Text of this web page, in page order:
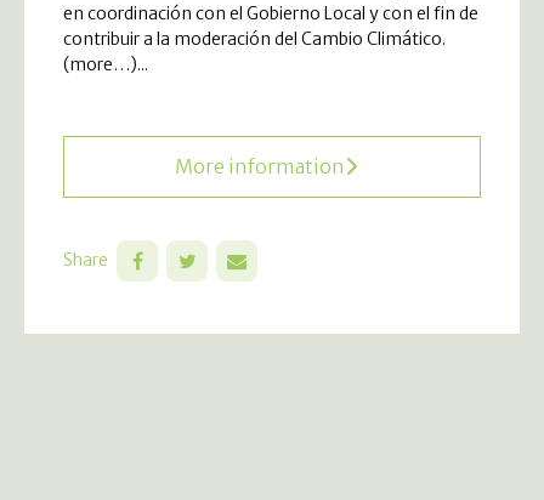
en coordinación con el Gobierno Local y con el fin de
contribuir a la moderación del Cambio Climático.
(more…)...
More information
Share